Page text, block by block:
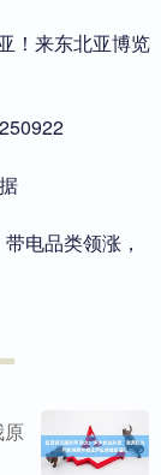
！来东北亚博览
电品类领涨，
原